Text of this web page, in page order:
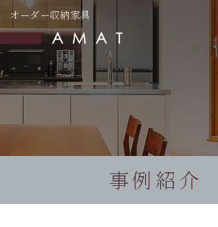
オーダー収納家具
事例紹介